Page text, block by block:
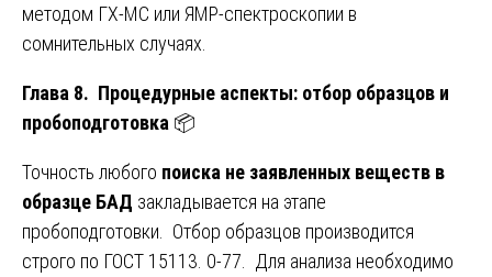
методом ГХ-МС или ЯМР-спектроскопии в
сомнительных случаях.
Глава 8. Процедурные аспекты: отбор образцов и
пробоподготовка 📦
Точность любого поиска не заявленных веществ в
образце БАД закладывается на этапе
пробоподготовки. Отбор образцов производится
строго по ГОСТ 15113. 0-77. Для анализа необходимо